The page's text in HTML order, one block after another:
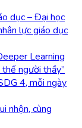
dục – Đại học
lực giáo dục
Learning
người thầy”
4, mỗi ngày
nhộn, cùng